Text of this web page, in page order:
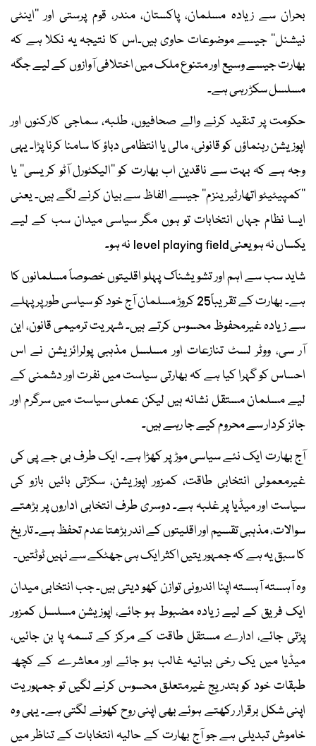
بحران سے زیادہ مسلمان، پاکستان، مندر، قوم پرستی اور ’’اینٹی
نیشنل‘‘ جیسے موضوعات حاوی ہیں۔اس کا نتیجہ یہ نکلا ہے کہ
بھارت جیسے وسیع اور متنوع ملک میں اختلافی آوازوں کے لیے جگہ
مسلسل سکڑ رہی ہے۔
حکومت پر تنقید کرنے والے صحافیوں، طلبہ، سماجی کارکنوں اور
اپوزیشن رہنماؤں کو قانونی، مالی یا انتظامی دباؤ کا سامنا کرنا پڑا۔ یہی
وجہ ہے کہ بہت سے ناقدین اب بھارت کو ’’الیکٹورل آٹو کریسی‘‘ یا
’’کمپیٹیٹو اتھارٹیرینزم‘‘ جیسے الفاظ سے بیان کرنے لگے ہیں۔ یعنی
ایسا نظام جہاں انتخابات تو ہوں مگر سیاسی میدان سب کے لیے
یکساں نہ ہو یعنی level playing field نہ ہو۔
شاید سب سے اہم اور تشویشناک پہلو اقلیتوں خصوصاً مسلمانوں کا
ہے۔ بھارت کے تقریباً25 کروڑ مسلمان آج خود کو سیاسی طور پر پہلے
سے زیادہ غیرمحفوظ محسوس کرتے ہیں۔ شہریت ترمیمی قانون، این
آر سی، ووٹر لسٹ تنازعات اور مسلسل مذہبی پولرائزیشن نے اس
احساس کو گہرا کیا ہے کہ بھارتی سیاست میں نفرت اور دشمنی کے
لیے مسلمان مستقل نشانہ ہیں لیکن عملی سیاست میں سرگرم اور
جائز کردار سے محروم کیے جا رہے ہیں۔
آج بھارت ایک نئے سیاسی موڑ پر کھڑا ہے۔ ایک طرف بی جے پی کی
غیرمعمولی انتخابی طاقت، کمزور اپوزیشن، سکڑتی بائیں بازو کی
سیاست اور میڈیا پر غلبہ ہے۔ دوسری طرف انتخابی اداروں پر بڑھتے
سوالات، مذہبی تقسیم اور اقلیتوں کے اندر بڑھتا عدم تحفظ ہے۔ تاریخ
کا سبق یہ ہے کہ جمہوریتیں اکثر ایک ہی جھٹکے سے نہیں ٹوٹتیں۔
وہ آہستہ آہستہ اپنا اندرونی توازن کھو دیتی ہیں۔ جب انتخابی میدان
ایک فریق کے لیے زیادہ مضبوط ہو جائے، اپوزیشن مسلسل کمزور
پڑتی جائے، ادارے مستقل طاقت کے مرکز کے تسمہ پا بن جائیں،
میڈیا میں یک رخی بیانیہ غالب ہو جائے اور معاشرے کے کچھ
طبقات خود کو بتدریج غیرمتعلق محسوس کرنے لگیں تو جمہوریت
اپنی شکل برقرار رکھتے ہوئے بھی اپنی روح کھونے لگتی ہے۔ یہی وہ
خاموش تبدیلی ہے جو آج بھارت کے حالیہ انتخابات کے تناظر میں